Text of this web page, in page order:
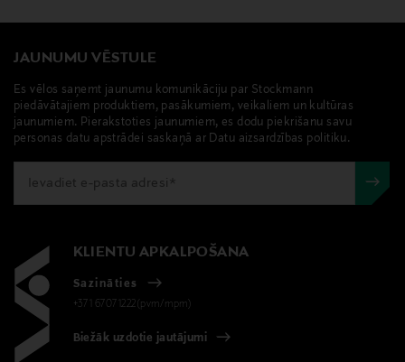
JAUNUMU VĒSTULE
Es vēlos saņemt jaunumu komunikāciju par Stockmann
piedāvātajiem produktiem, pasākumiem, veikaliem un kultūras
jaunumiem. Pierakstoties jaunumiem, es dodu piekrišanu savu
personas datu apstrādei saskaņā ar Datu aizsardzības politiku.
KLIENTU APKALPOŠANA
Sazināties
+371 67071222(pvm/mpm)
Biežāk uzdotie jautājumi